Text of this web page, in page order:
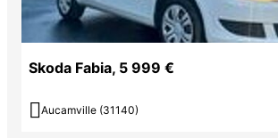
Skoda Fabia, 5 999 €
 Aucamville (31140)